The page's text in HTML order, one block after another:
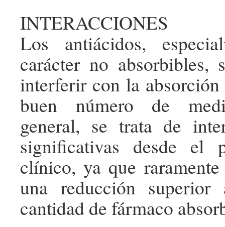
INTERACCIONES
Los antiácidos,
carácter no absorbibles,
interferir con la
buen número de
general, se trata de
significativas desde el
clínico, ya que
una reducción
cantidad de fármaco